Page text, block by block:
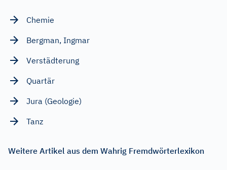
Chemie
Bergman, Ingmar
Verstädterung
Quartär
Jura (Geologie)
Tanz
Weitere Artikel aus dem Wahrig Fremdwörterlexikon